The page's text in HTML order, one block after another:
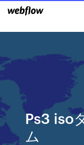
Ps3 iso
ム